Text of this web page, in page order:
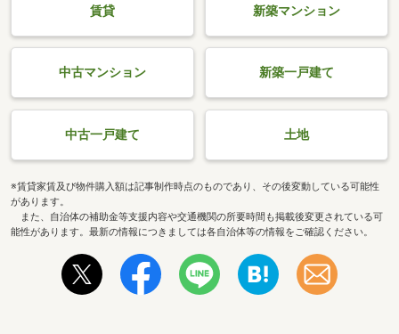
賃貸 新築マンション
中古マンション 新築一戸建て
中古一戸建て 土地
※賃貸家賃及び物件購入額は記事制作時点のものであり、その後変動している可能性
があります。
また、自治体の補助金等支援内容や交通機関の所要時間も掲載後変更されている可
能性があります。最新の情報につきましては各自治体等の情報をご確認ください。